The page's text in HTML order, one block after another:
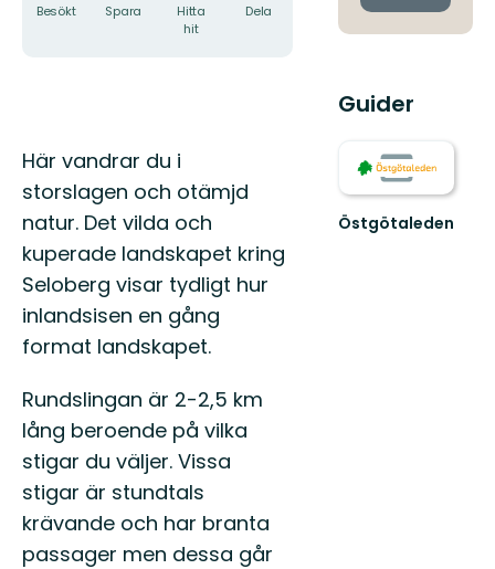
Besökt Spara
Hitta
hit
Dela
Beskrivning
Här vandrar du i
storslagen och otämjd
natur. Det vilda och
kuperade landskapet kring
Seloberg visar tydligt hur
inlandsisen en gång
format landskapet.
Rundslingan är 2-2,5 km
lång beroende på vilka
stigar du väljer. Vissa
stigar är stundtals
krävande och har branta
passager men dessa går
Guider
Östgötaleden